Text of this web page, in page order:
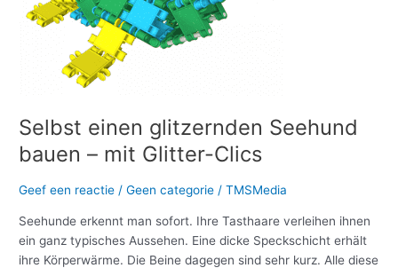
Selbst einen glitzernden Seehund
bauen – mit Glitter-Clics
Geef een reactie /Geen categorie /TMSMedia
Seehunde erkennt man sofort. Ihre Tasthaare verleihen ihnen
ein ganz typisches Aussehen. Eine dicke Speckschicht erhält
ihre Körperwärme. Die Beine dagegen sind sehr kurz. Alle diese
bauen